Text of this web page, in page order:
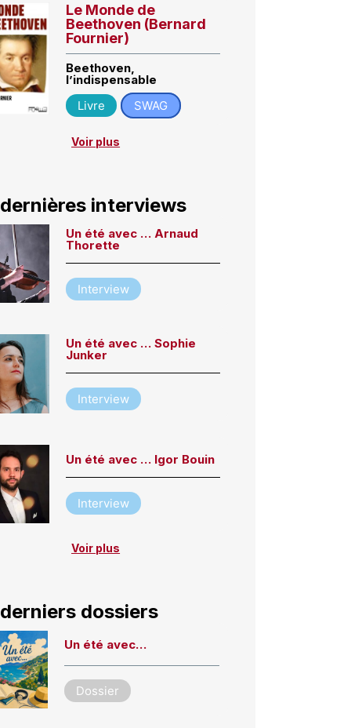
Le Monde de
Beethoven (Bernard
Fournier)
Beethoven,
l’indispensable
Livre
SWAG
Voir plus
interviews
Un été avec … Arnaud
Thorette
Interview
Un été avec … Sophie
Junker
Interview
Un été avec … Igor Bouin
Interview
Voir plus
dossiers
Un été avec…
Dossier